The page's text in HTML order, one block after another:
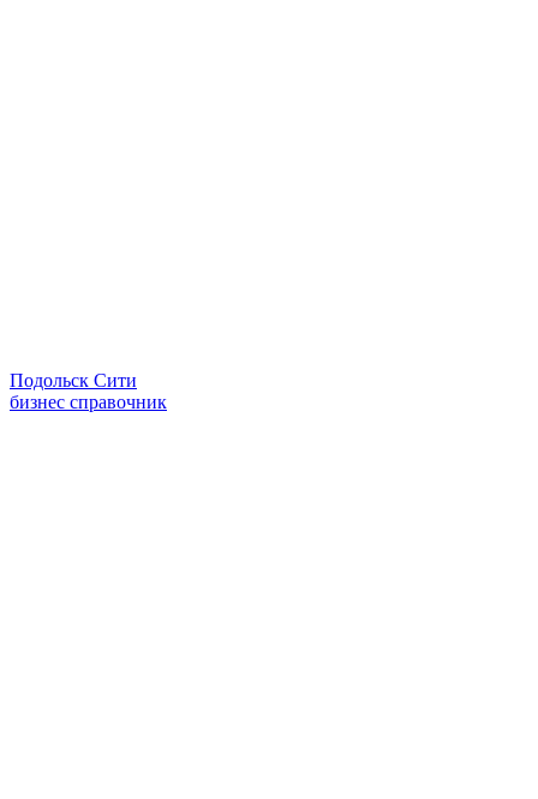
Подольск Сити
бизнес справочник